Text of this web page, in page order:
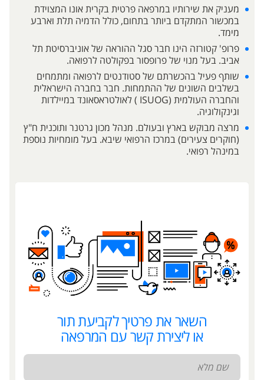
מעניק את שירותיו במרפאה פרטית בקרית אונו המצוידת
במכשור המתקדם ביותר בתחום, כולל הדמיה תלת וארבע
מימד.
פרופ' קטורזה הינו חבר סגל ההוראה של אוניברסיטת תל
אביב. בעל מנוי של פרופסור בפקולטה לרפואה.
שותף פעיל בהכשרתם של סטודנטים לרפואה ומתמחים
בשלבים השונים של ההתמחות. חבר בחברה הישראלית
והחברה העולמית (ISUOG ) לאולטראסאונד במיילדות
וגינקולוגיה.
מרצה מבוקש בארץ ובעולם. מנהל מכון גרטנר ותוכנית ח"ץ
(חוקרים צעירים) במרכז הרפואי שיבא. בעל מומחיות נוספת
במינהל רפואי.